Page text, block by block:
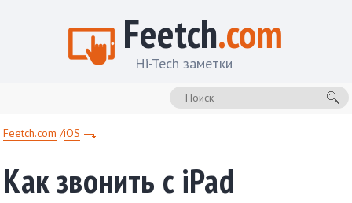
Feetch.com
Hi-Tech заметки
Feetch.com iOS
Как звонить с iPad